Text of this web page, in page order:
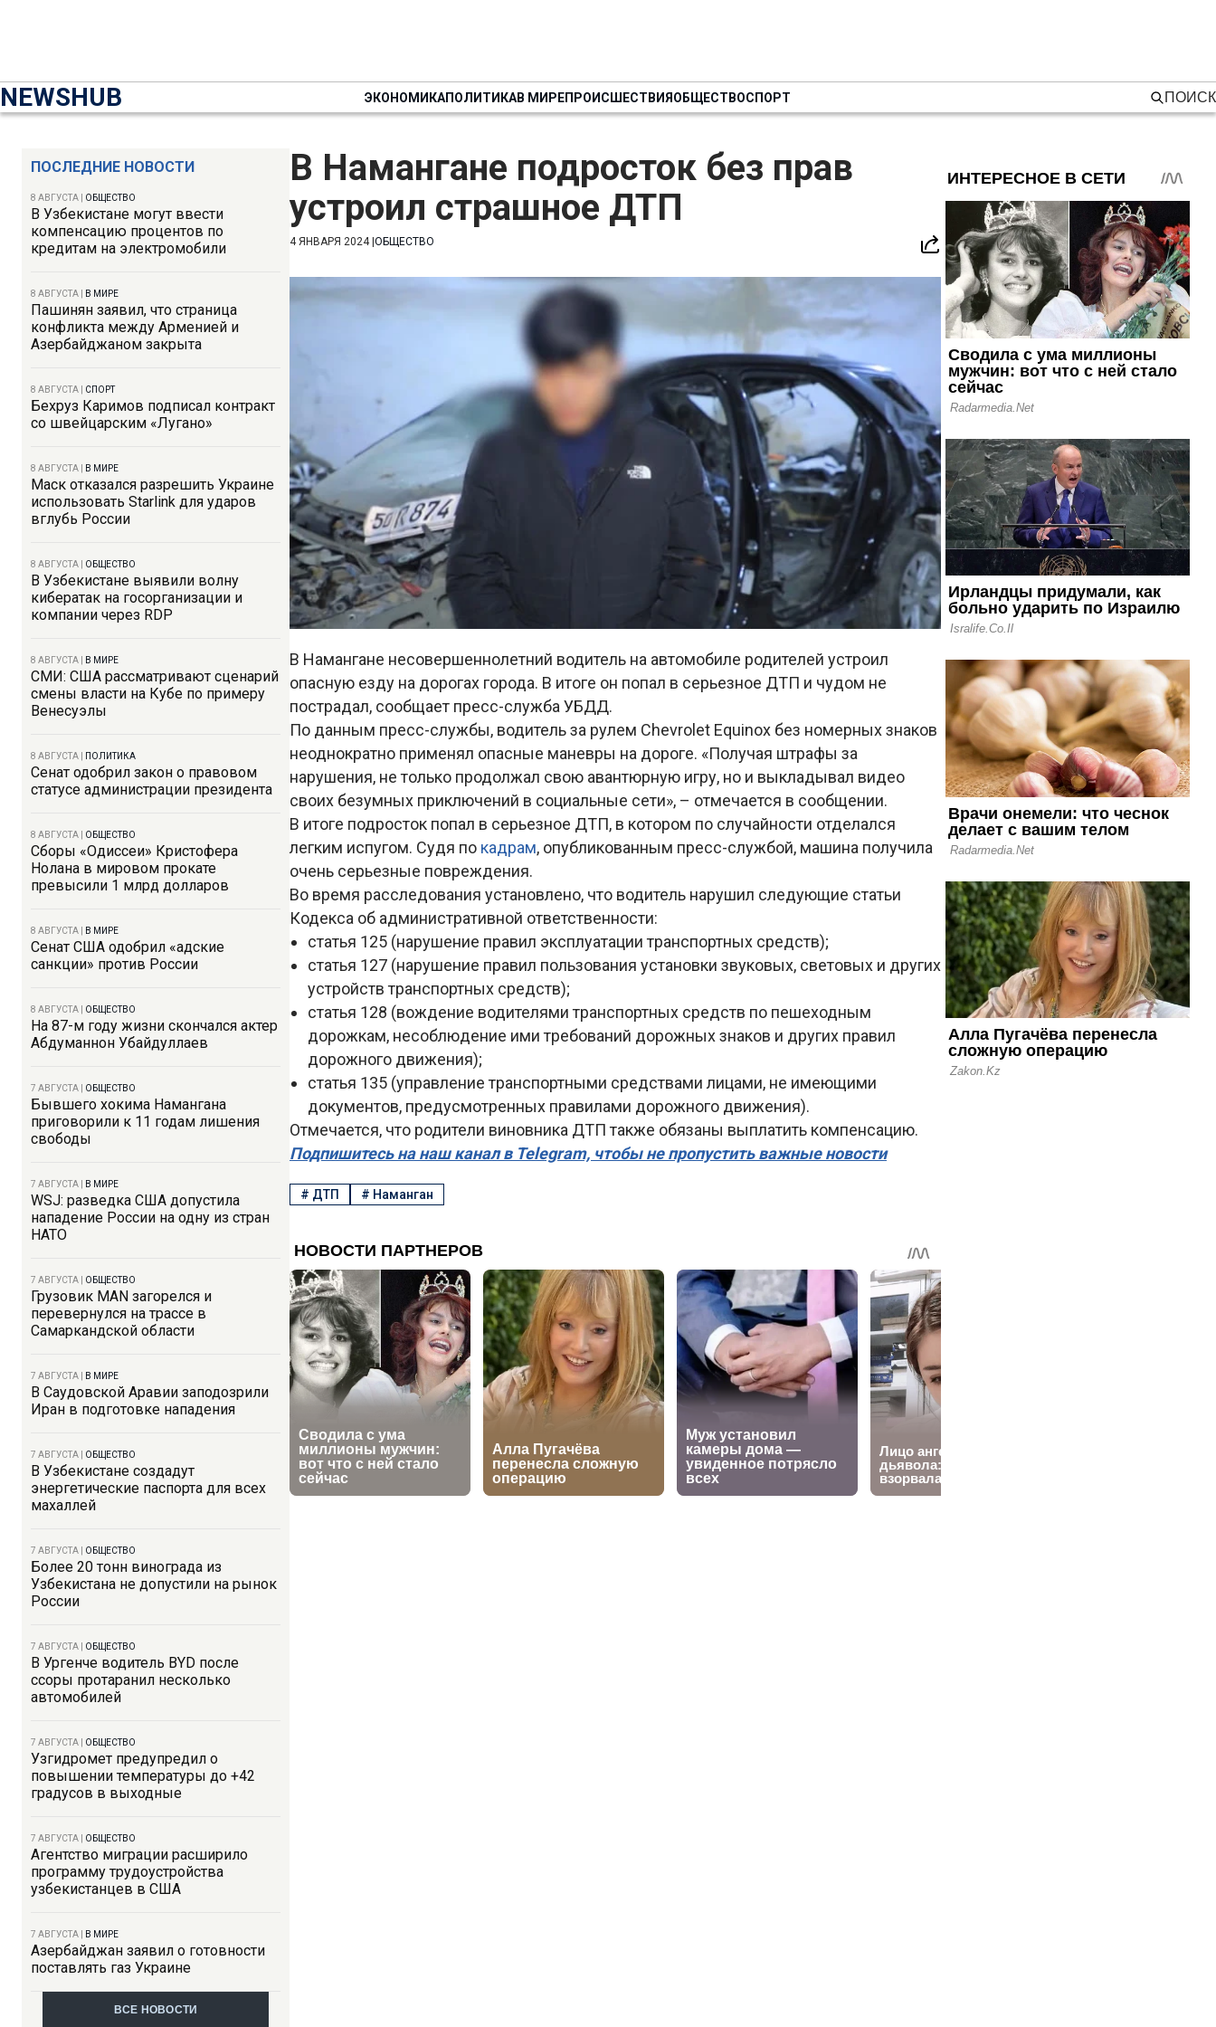
NEWSHUB ЭКОНОМИКАПОЛИТИКАВ МИРЕПРОИСШЕСТВИЯОБЩЕСТВОСПОРТ ПОИСК
ПОСЛЕДНИЕ НОВОСТИ
8 АВГУСТА ОБЩЕСТВО
В Узбекистане могут ввести
компенсацию процентов по
кредитам на электромобили
8 АВГУСТА В МИРЕ
Пашинян заявил, что страница
конфликта между Арменией и
Азербайджаном закрыта
8 АВГУСТА СПОРТ
Бехруз Каримов подписал контракт
со швейцарским «Лугано»
8 АВГУСТА В МИРЕ
Маск отказался разрешить Украине
использовать Starlink для ударов
вглубь России
8 АВГУСТА ОБЩЕСТВО
В Узбекистане выявили волну
кибератак на госорганизации и
компании через RDP
8 АВГУСТА В МИРЕ
СМИ: США рассматривают сценарий
смены власти на Кубе по примеру
Венесуэлы
8 АВГУСТА ПОЛИТИКА
Сенат одобрил закон о правовом
статусе администрации президента
8 АВГУСТА ОБЩЕСТВО
Сборы «Одиссеи» Кристофера
Нолана в мировом прокате
превысили 1 млрд долларов
8 АВГУСТА В МИРЕ
Сенат США одобрил «адские
санкции» против России
8 АВГУСТА ОБЩЕСТВО
На 87-м году жизни скончался актер
Абдуманнон Убайдуллаев
7 АВГУСТА ОБЩЕСТВО
Бывшего хокима Намангана
приговорили к 11 годам лишения
свободы
7 АВГУСТА В МИРЕ
WSJ: разведка США допустила
нападение России на одну из стран
НАТО
7 АВГУСТА ОБЩЕСТВО
Грузовик MAN загорелся и
перевернулся на трассе в
Самаркандской области
7 АВГУСТА В МИРЕ
В Саудовской Аравии заподозрили
Иран в подготовке нападения
7 АВГУСТА ОБЩЕСТВО
В Узбекистане создадут
энергетические паспорта для всех
махаллей
7 АВГУСТА ОБЩЕСТВО
Более 20 тонн винограда из
Узбекистана не допустили на рынок
России
7 АВГУСТА ОБЩЕСТВО
В Ургенче водитель BYD после
ссоры протаранил несколько
автомобилей
7 АВГУСТА ОБЩЕСТВО
Узгидромет предупредил о
повышении температуры до +42
градусов в выходные
7 АВГУСТА ОБЩЕСТВО
Агентство миграции расширило
программу трудоустройства
узбекистанцев в США
7 АВГУСТА В МИРЕ
Азербайджан заявил о готовности
поставлять газ Украине
ВСЕ НОВОСТИ
В Намангане подросток без прав
устроил страшное ДТП
4 ЯНВАРЯ 2024| ОБЩЕСТВО
В Намангане несовершеннолетний водитель на автомобиле родителей устроил
опасную езду на дорогах города. В итоге он попал в серьезное ДТП и чудом не
пострадал, сообщает пресс-служба УБДД.
По данным пресс-службы, водитель за рулем Chevrolet Equinox без номерных знаков
неоднократно применял опасные маневры на дороге. «Получая штрафы за
нарушения, не только продолжал свою авантюрную игру, но и выкладывал видео
своих безумных приключений в социальные сети», – отмечается в сообщении.
В итоге подросток попал в серьезное ДТП, в котором по случайности отделался
легким испугом. Судя по кадрам, опубликованным пресс-службой, машина получила
очень серьезные повреждения.
Во время расследования установлено, что водитель нарушил следующие статьи
Кодекса об административной ответственности:
статья 125 (нарушение правил эксплуатации транспортных средств);
статья 127 (нарушение правил пользования установки звуковых, световых и других
устройств транспортных средств);
статья 128 (вождение водителями транспортных средств по пешеходным
дорожкам, несоблюдение ими требований дорожных знаков и других правил
дорожного движения);
статья 135 (управление транспортными средствами лицами, не имеющими
документов, предусмотренных правилами дорожного движения).
Отмечается, что родители виновника ДТП также обязаны выплатить компенсацию.
Подпишитесь на наш канал в Telegram, чтобы не пропустить важные новости
# ДТП # Наманган